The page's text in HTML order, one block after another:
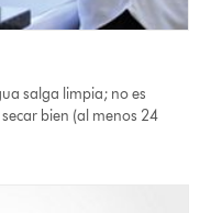
salga limpia; no es
bien (al menos 24